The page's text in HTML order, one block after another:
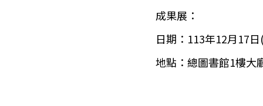
成果展：
日期：113年12月17
地點：總圖書館1樓大